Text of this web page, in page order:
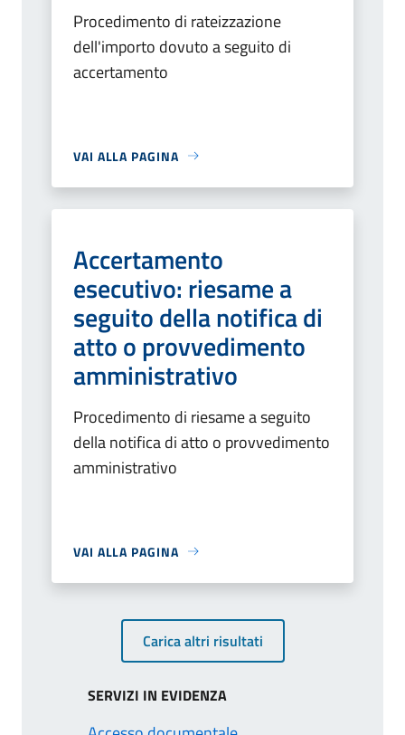
Procedimento di rateizzazione
dell'importo dovuto a seguito di
accertamento
VAI ALLA PAGINA
Accertamento
esecutivo: riesame a
seguito della notifica di
atto o provvedimento
amministrativo
Procedimento di riesame a seguito
della notifica di atto o provvedimento
amministrativo
VAI ALLA PAGINA
Carica altri risultati
SERVIZI IN EVIDENZA